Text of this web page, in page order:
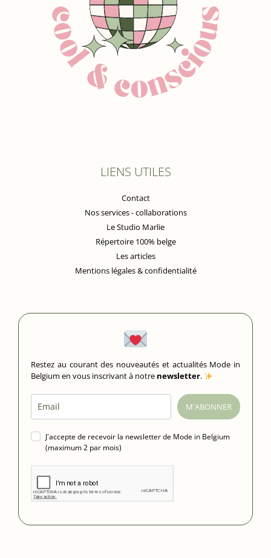
LIENS UTILES
Contact
Nos services - collaborations
Le Studio Marlie
Répertoire 100% belge
Les articles
Mentions légales & confidentialité
Restez au courant des nouveautés et actualités Mode in
Belgium en vous inscrivant à notre newsletter.
M'ABONNER
J'accepte de recevoir la newsletter de Mode in Belgium
(maximum 2 par mois)